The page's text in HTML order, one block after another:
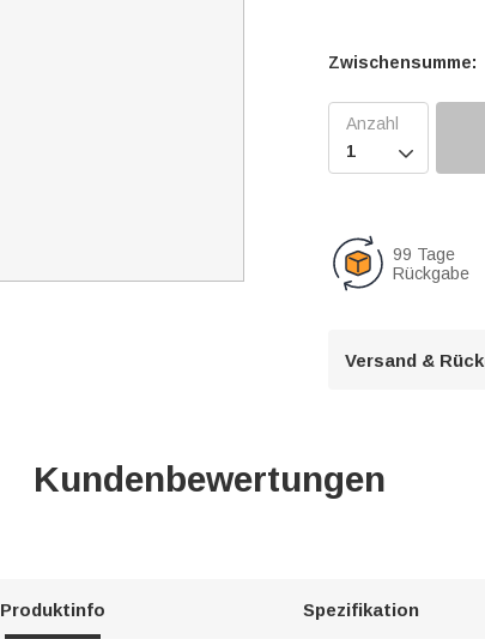
Zwischensumme:

99 Tage
Rückgabe
Versand &
Kundenbewertungen
Produktinfo Spezifikation